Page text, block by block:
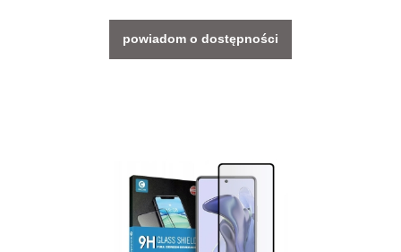
powiadom o dostępności